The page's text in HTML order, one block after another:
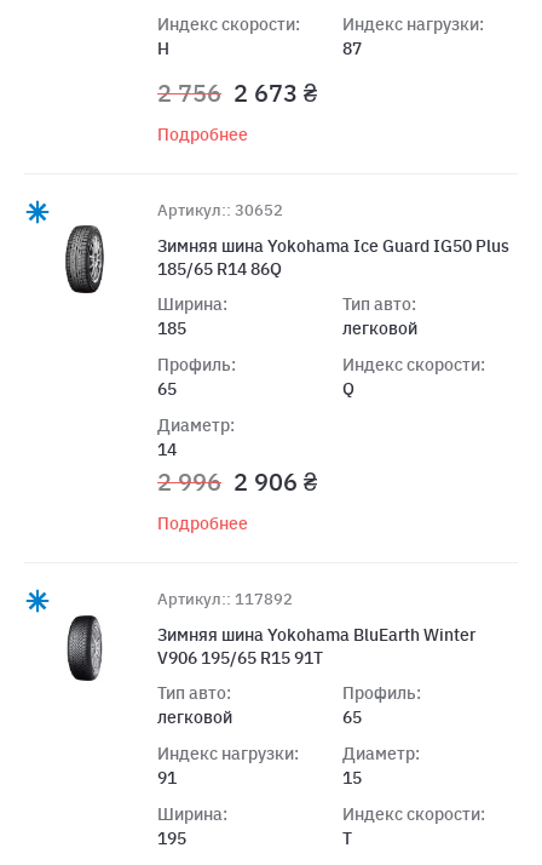
Индекс скорости:
H
Индекс нагрузки:
87
2 756 2 673 ₴
Подробнее
Артикул:: 30652
Зимняя шина Yokohama Ice Guard IG50 Plus
185/65 R14 86Q
Ширина:
185
Профиль:
65
Диаметр:
14
Тип авто:
легковой
Индекс скорости:
Q
2 996 2 906 ₴
Подробнее
Артикул:: 117892
Зимняя шина Yokohama BluEarth Winter
V906 195/65 R15 91T
Тип авто:
легковой
Индекс нагрузки:
91
Ширина:
195
Профиль:
65
Диаметр:
15
Индекс скорости:
T